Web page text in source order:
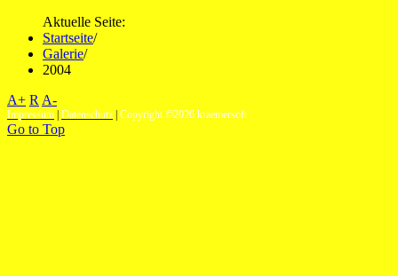
Aktuelle Seite:
Startseite/
Galerie/
2004
A+ R A-
Impressum Datenschutz Copyright ©2026 kraemersoft
Go to Top